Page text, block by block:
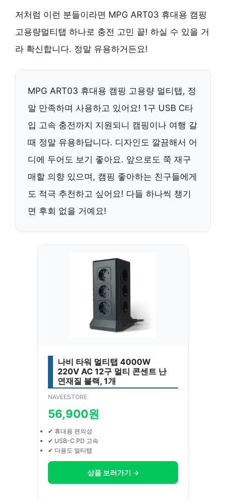
저처럼 이런 분들이라면 MPG ART03 휴대용 캠핑
고용량멀티탭 하나로 충전 고민 끝! 하실 수 있을 거
라 확신합니다. 정말 유용하거든요!
MPG ART03 휴대용 캠핑 고용량 멀티탭, 정
말 만족하며 사용하고 있어요! 1구 USB C타
입 고속 충전까지 지원되니 캠핑이나 여행 갈
때 정말 유용하답니다. 디자인도 깔끔해서 어
디에 두어도 보기 좋아요. 앞으로도 쭉 재구
매할 의향 있으며, 캠핑 좋아하는 친구들에게
도 적극 추천하고 싶어요! 다들 하나씩 챙기
면 후회 없을 거예요!
나비 타워 멀티탭 4000W
220V AC 12구 멀티 콘센트 난
연재질 블랙, 1개
NAVEESTORE
56,900원
✔ 휴대용 편의성
✔ USB-C PD 고속
✔ 다용도 멀티탭
상품 보러가기 →